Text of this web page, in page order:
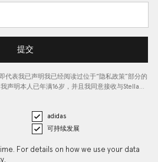
提交
代表我已声明我已经阅读过位于“隐私政策”部分的
声明本人已年满16岁，并且我同意接收与Stella…
adidas
可持续发展
For details on how we use your data
.